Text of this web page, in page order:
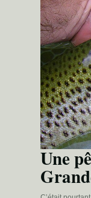
Une